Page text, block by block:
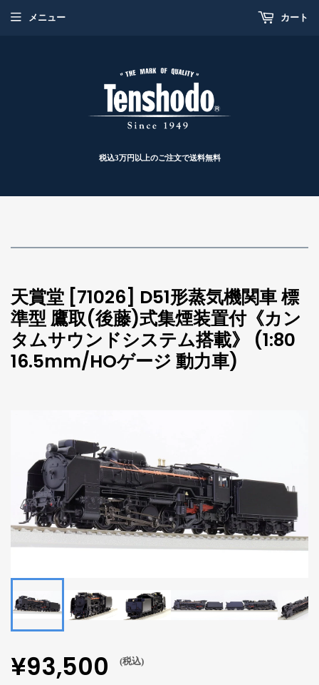
税込3万円以上のご注文で送料無料
メニュー カート
天賞堂 [71026] D51形蒸気機関車 標
準型 鷹取(後藤)式集煙装置付《カン
タムサウンドシステム搭載》 (1:80
16.5mm/HOゲージ 動力車)
¥93,500 (税込)